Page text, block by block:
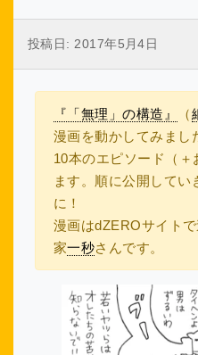
投稿日:2017年5月4日
『「無理」の構造』 （
漫画を動かしてみまし
10本のエピソード（＋
ます。順に公開してい
に！
漫画はdZEROサイト
家一秒さんです。